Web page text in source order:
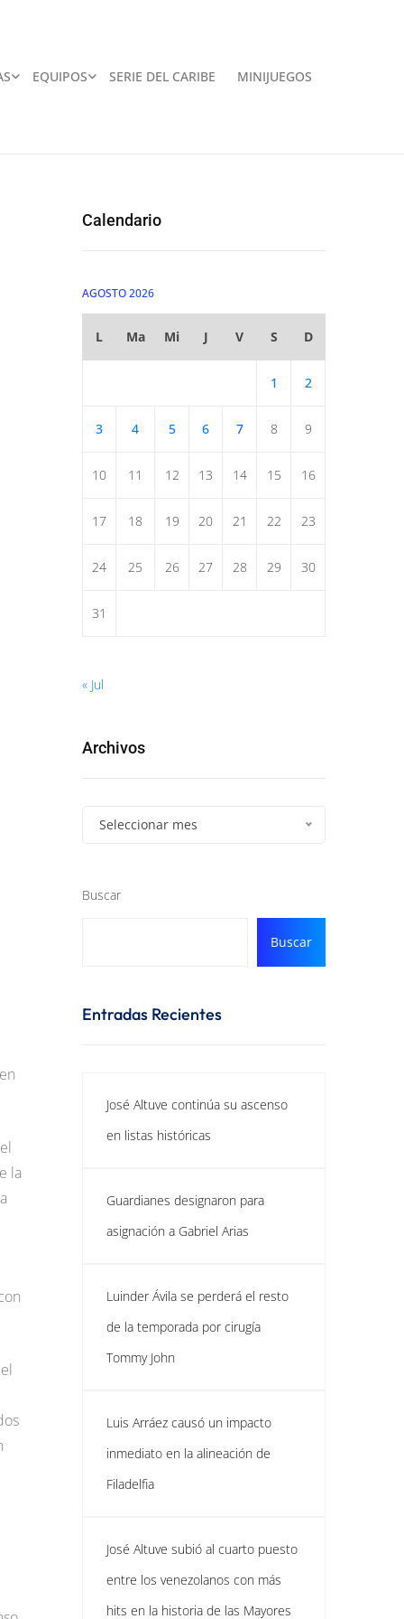
EQUIPOS SERIE DEL CARIBE MINIJUEGOS
la
Calendario
AGOSTO 2026
L Ma Mi J V S D
1 2
3 4 5 6 7 8 9
10 11 12 13 14 15 16
17 18 19 20 21 22 23
24 25 26 27 28 29 30
31
« Jul
Archivos
Seleccionar mes
Buscar
Buscar
Entradas Recientes
José Altuve continúa su ascenso
en listas históricas
Guardianes designaron para
asignación a Gabriel Arias
Luinder Ávila se perderá el resto
de la temporada por cirugía
Tommy John
Luis Arráez causó un impacto
inmediato en la alineación de
Filadelfia
José Altuve subió al cuarto puesto
entre los venezolanos con más
hits en la historia de las Mayores